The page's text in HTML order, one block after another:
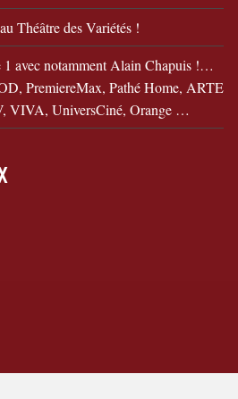
Théâtre des Variétés !
avec notamment Alain Chapuis !…
PremiereMax, Pathé Home, ARTE
VIVA, UniversCiné, Orange …